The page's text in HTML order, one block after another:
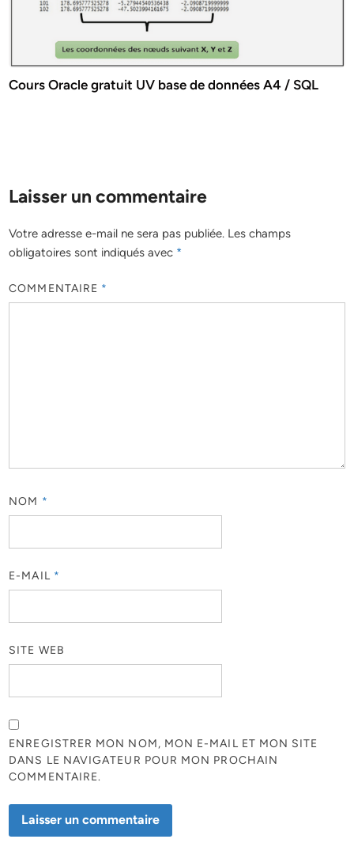
Cours Oracle gratuit UV base de données A4 / SQL
Laisser un commentaire
Votre adresse e-mail ne sera pas publiée. Les champs
obligatoires sont indiqués avec *
COMMENTAIRE *
NOM *
E-MAIL *
SITE WEB
ENREGISTRER MON NOM, MON E-MAIL ET MON SITE
DANS LE NAVIGATEUR POUR MON PROCHAIN
COMMENTAIRE.